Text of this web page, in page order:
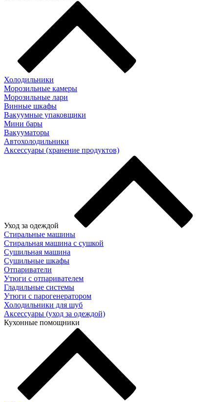
Холодильники
Морозильные камеры
Морозильные лари
Винные шкафы
Вакуумные упаковщики
Мини бары
Вакууматоры
Автохолодильники
Аксессуары (хранение продуктов)
Уход за одеждой
Стиральные машины
Стиральная машина с сушкой
Сушильная машина
Сушильные шкафы
Отпариватели
Утюги с отпаривателем
Гладильные системы
Утюги с парогенератором
Холодильники для шуб
Аксессуары (уход за одеждой)
Кухонные помощники